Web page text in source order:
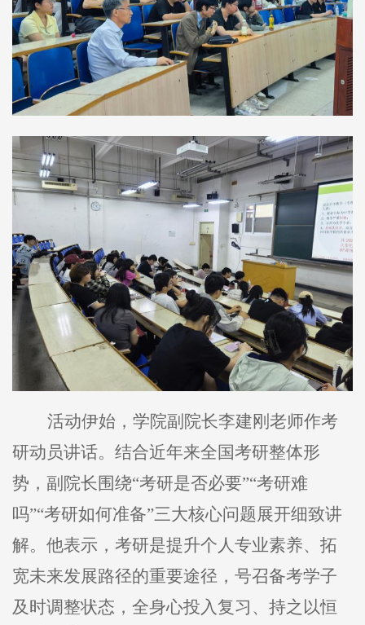
活动伊始，学院副院长李建刚老师作考
研动员讲话。结合近年来全国考研整体形
势，副院长围绕“考研是否必要”“考研难
吗”“考研如何准备”三大核心问题展开细致讲
解。他表示，考研是提升个人专业素养、拓
宽未来发展路径的重要途径，号召备考学子
及时调整状态，全身心投入复习、持之以恒